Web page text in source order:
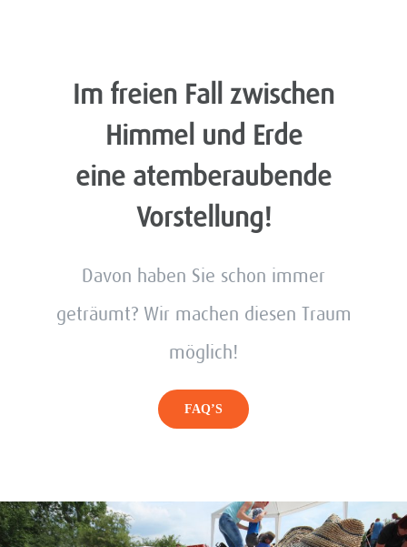
Im freien Fall zwischen
Himmel und Erde
eine atemberaubende
Vorstellung!
Davon haben Sie schon immer
geträumt? Wir machen diesen Traum
möglich!
FAQ’S